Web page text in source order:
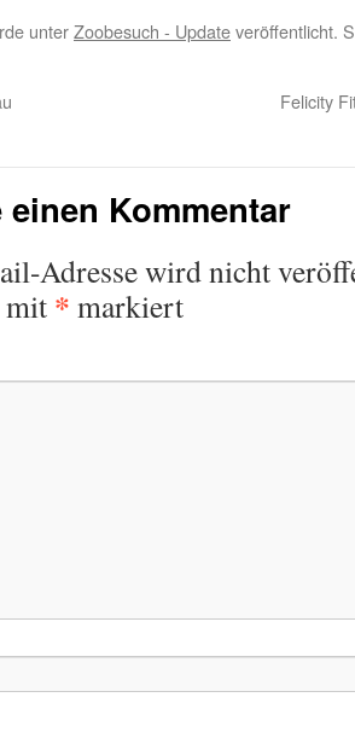
unterZoobesuch - Updateveröffentlicht.
Felicity
einen Kommentar
Adresse wird nicht
mit * markiert